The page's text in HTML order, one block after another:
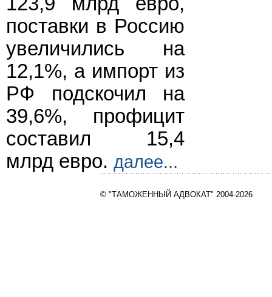
поставки в Россию
увеличились на
12,1%, а импорт из
РФ подскочил на
39,6%, профицит
составил 15,4
млрд евро. далее...
© "ТАМОЖЕННЫЙ АДВОКАТ" 2004-2026